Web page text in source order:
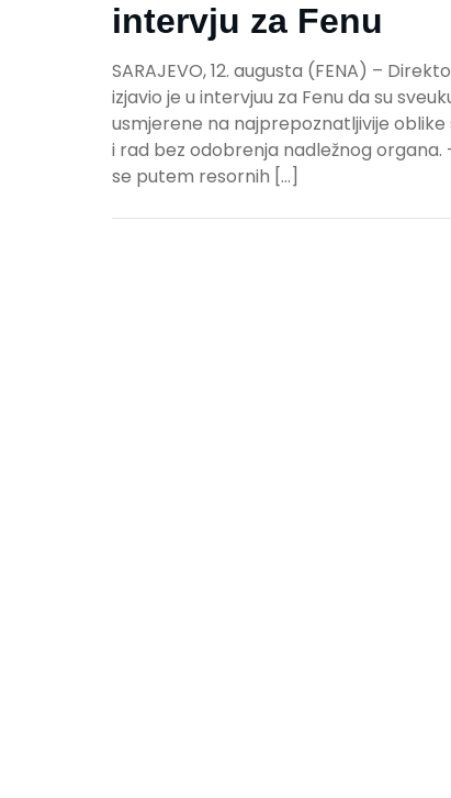
intervju za Fenu
SARAJEVO, 12. augusta (FENA) –
izjavio je u intervjuu za Fenu da su
usmjerene na najprepoznatljivije oblike
i rad bez odobrenja nadležnog
se putem resornih […]